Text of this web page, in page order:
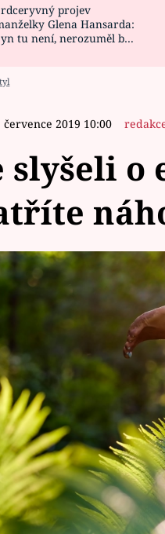
CELEBRITY
VAŘENÍ
projev
Glena Hansarda:
tu není, nerozuměl by
července 2019 10:00
slyšeli o